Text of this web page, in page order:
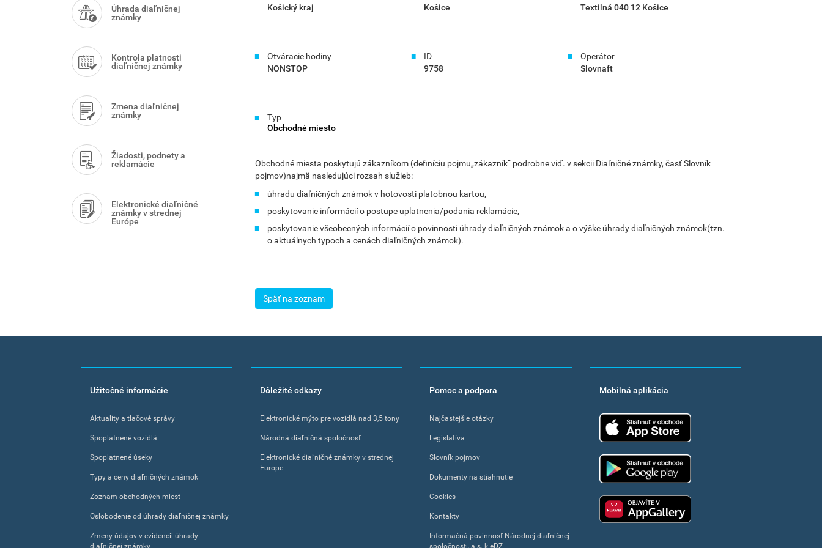
Košický kraj
Košice
Textilná 040 12 Košice
Otváracie hodiny
NONSTOP
ID
9758
Operátor
Slovnaft
Typ
Obchodné miesto
Obchodné miesta poskytujú zákazníkom (definíciu pojmu„zákazník“ podrobne viď. v sekcii Diaľničné známky, časť Slovník
pojmov)najmä nasledujúci rozsah služieb:
úhradu diaľničných známok v hotovosti platobnou kartou,
poskytovanie informácií o postupe uplatnenia/podania reklamácie,
poskytovanie všeobecných informácií o povinnosti úhrady diaľničných známok a o výške úhrady diaľničných známok(tzn.
o aktuálnych typoch a cenách diaľničných známok).
Späť na zoznam
Menu
Úhrada diaľničnej
známky
Kontrola platnosti
diaľničnej známky
Zmena diaľničnej
známky
Žiadosti, podnety a
reklamácie
Elektronické diaľničné
známky v strednej
Európe
FooterUžitočné informácie
Aktuality a tlačové správy
Spoplatnené vozidlá
Spoplatnené úseky
Typy a ceny diaľničných známok
Zoznam obchodných miest
Oslobodenie od úhrady diaľničnej známky
Zmeny údajov v evidencii úhrady
diaľničnej známky
Dôležité odkazy
Elektronické mýto pre vozidlá nad 3,5 tony
Národná diaľničná spoločnosť
Elektronické diaľničné známky v strednej
Europe
Pomoc a podpora
Najčastejšie otázky
Legislatíva
Slovník pojmov
Dokumenty na stiahnutie
Cookies
Kontakty
Informačná povinnosť Národnej diaľničnej
spoločnosti, a.s. k eDZ
Mobilná aplikácia
App Store
Google Play
Huawei app gallery